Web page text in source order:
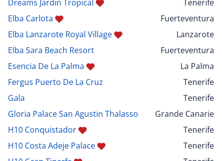
Dreams Jardin Tropical
Tenerife
Elba Carlota
Fuerteventura
Elba Lanzarote Royal Village
Lanzarote
Elba Sara Beach Resort
Fuerteventura
Esencia De La Palma
La Palma
Fergus Puerto De La Cruz
Tenerife
Gala
Tenerife
Gloria Palace San Agustin Thalasso
Grande Canarie
H10 Conquistador
Tenerife
H10 Costa Adeje Palace
Tenerife